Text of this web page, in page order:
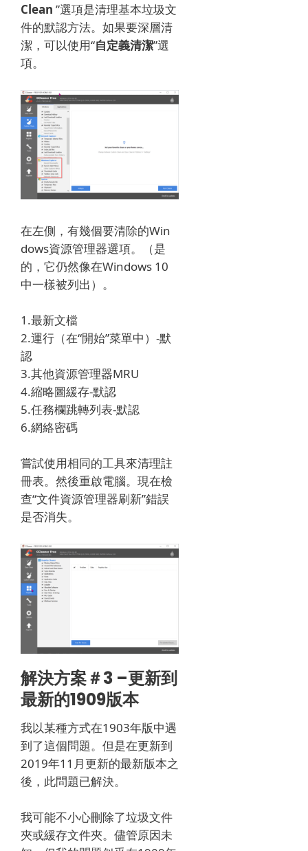
Clean ”選項是清理基本垃圾文
件的默認方法。 如果要深層清
潔，可以使用“自定義清潔”選
項。
在左側，有幾個要清除的Win​​
dows資源管理器選項。
（是
的，它仍然像在Windows 10
中一樣被列出）。
1.最新文檔
2.運行（在“開始”菜單中）-默
認
3.其他資源管理器MRU
4.縮略圖緩存-默認
5.任務欄跳轉列表-默認
6.網絡密碼
嘗試使用相同的工具來清理註
冊表。 然後重啟電腦。 現在檢
查“文件資源管理器刷新”錯誤
是否消失。
解決方案＃3 –更新到
最新的1909版本
我以某種方式在1903年版中遇
到了這個問題。 但是在更新到
2019年11月更新的最新版本之
後，此問題已解決。
我可能不小心刪除了垃圾文件
夾或緩存文件夾。 儘管原因未